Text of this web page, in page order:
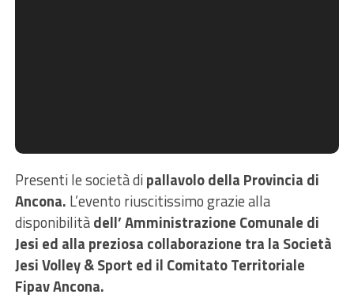
Presenti le società dipallavolo della Provincia di
Ancona. L’evento riuscitissimo grazie alla
disponibilitàdell’ Amministrazione Comunale di
Jesi ed alla preziosa collaborazione tra la Società
Jesi Volley & Sport ed il Comitato Territoriale
Fipav Ancona.